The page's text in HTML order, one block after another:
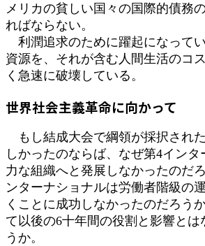
メリカの貧しい国々の国際的債務
ればならない。
利潤追求のために躍起になって
資源を、それが含む人間生活のコ
く急速に破壊している。
世界社会主義革命に向かって
もし結成大会で綱領が採択され
しかったのならば、なぜ第4イン
力な組織へと発展しなかったのだ
ンターナショナルは労働者階級の
くことに成功しなかったのだろう
て以後の6十年間の役割と影響とは
うか。